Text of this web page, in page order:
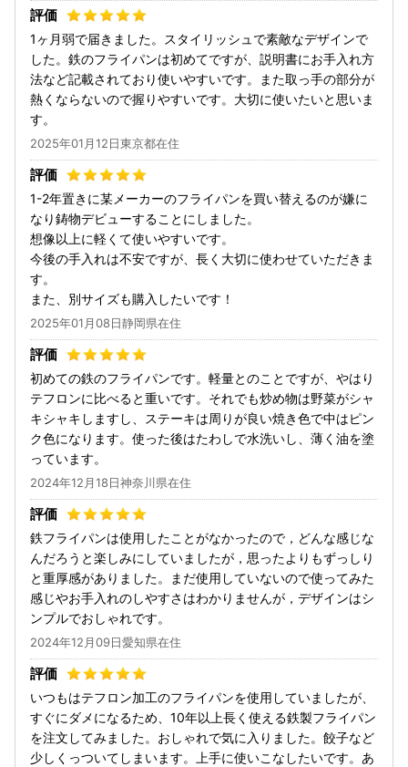
1ヶ月弱で届きました。スタイリッシュで素敵なデザインで
した。鉄のフライパンは初めてですが、説明書にお手入れ方
法など記載されており使いやすいです。また取っ手の部分が
熱くならないので握りやすいです。大切に使いたいと思いま
す。
2025年01月12日東京都在住
1-2年置きに某メーカーのフライパンを買い替えるのが嫌に
なり鋳物デビューすることにしました。
想像以上に軽くて使いやすいです。
今後の手入れは不安ですが、長く大切に使わせていただきま
す。
また、別サイズも購入したいです！
2025年01月08日静岡県在住
初めての鉄のフライパンです。軽量とのことですが、やはり
テフロンに比べると重いです。それでも炒め物は野菜がシャ
キシャキしますし、ステーキは周りが良い焼き色で中はピン
ク色になります。使った後はたわしで水洗いし、薄く油を塗
っています。
2024年12月18日神奈川県在住
鉄フライパンは使用したことがなかったので，どんな感じな
んだろうと楽しみにしていましたが，思ったよりもずっしり
と重厚感がありました。まだ使用していないので使ってみた
感じやお手入れのしやすさはわかりませんが，デザインはシ
ンプルでおしゃれです。
2024年12月09日愛知県在住
いつもはテフロン加工のフライパンを使用していましたが、
すぐにダメになるため、10年以上長く使える鉄製フライパン
を注文してみました。おしゃれで気に入りました。餃子など
少しくっついてしまいます。上手に使いこなしたいです。あ